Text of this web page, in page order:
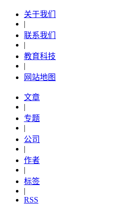
关于我们
|
联系我们
|
教育科技
|
网站地图
文章
|
专题
|
公司
|
作者
|
标签
|
RSS